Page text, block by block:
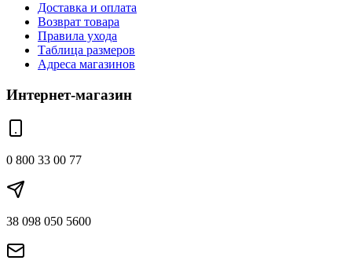
Доставка и оплата
Возврат товара
Правила ухода
Таблица размеров
Адреса магазинов
Интернет-магазин
0 800 33 00 77
38 098 050 5600